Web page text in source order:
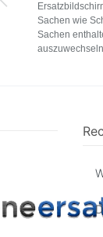
Sachen wie
Sachen
auszuwechseln